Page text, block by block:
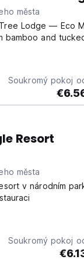
města
Lodge — Eco
bamboo and
Soukromý pokoj
Resort
města
v národním
Soukromý pokoj